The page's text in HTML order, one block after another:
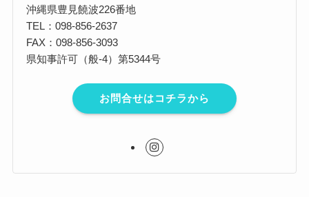
沖縄県豊見饒波226番地
TEL：098-856-2637
FAX：098-856-3093
県知事許可（般-4）第5344号
お問合せはコチラから